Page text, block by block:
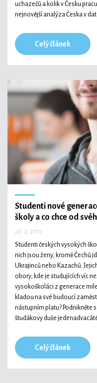
uchazečů a kolik v Česku
nejnovější analýza Česka v
Celý článek
Studenti nové
školy a co chce od
20. 2. 2017
Studenti českých vysokých
nich jsou ženy, kromě Čechů
Ukrajinců nebo Kazachů.
obory, kde je studujících víc
vysokoškoláci z generace
kladou na své budoucí
nástupním platu? Podnikněte
študákovy duše
Celý článek